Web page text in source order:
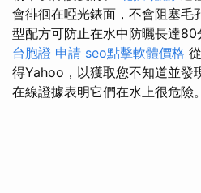
會徘徊在啞光錶面，不會阻塞毛
型配方可防止在水中防曬長達80
台胞證 申請 seo點擊軟體價格
得Yahoo，以獲取您不知道並發
在線證據表明它們在水上很危險。